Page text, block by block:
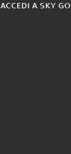
ACCEDI A SKY GO